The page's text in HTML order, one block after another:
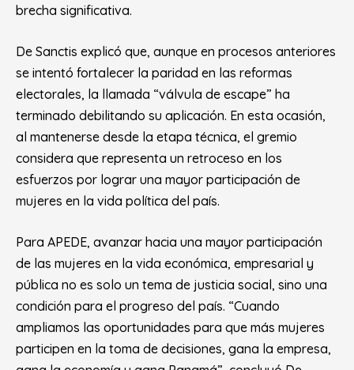
brecha significativa.
De Sanctis explicó que, aunque en procesos anteriores
se intentó fortalecer la paridad en las reformas
electorales, la llamada “válvula de escape” ha
terminado debilitando su aplicación. En esta ocasión,
al mantenerse desde la etapa técnica, el gremio
considera que representa un retroceso en los
esfuerzos por lograr una mayor participación de
mujeres en la vida política del país.
Para APEDE, avanzar hacia una mayor participación
de las mujeres en la vida económica, empresarial y
pública no es solo un tema de justicia social, sino una
condición para el progreso del país. “Cuando
ampliamos las oportunidades para que más mujeres
participen en la toma de decisiones, gana la empresa,